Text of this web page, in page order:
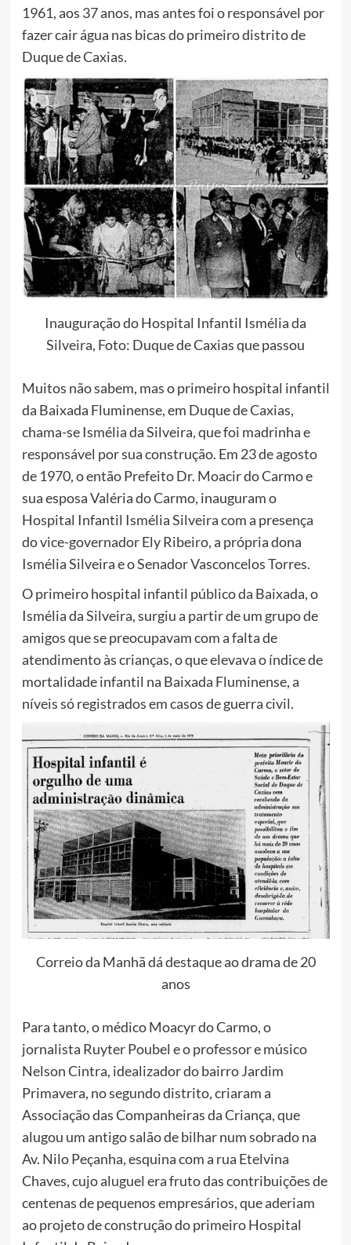
1961, aos 37 anos, mas antes foi o responsável por
fazer cair água nas bicas do primeiro distrito de
Duque de Caxias.
Inauguração do Hospital Infantil Ismélia da
Silveira, Foto: Duque de Caxias que passou
Muitos não sabem, mas o primeiro hospital infantil
da Baixada Fluminense, em Duque de Caxias,
chama-se Ismélia da Silveira, que foi madrinha e
responsável por sua construção. Em 23 de agosto
de 1970, o então Prefeito Dr. Moacir do Carmo e
sua esposa Valéria do Carmo, inauguram o
Hospital Infantil Ismélia Silveira com a presença
do vice-governador Ely Ribeiro, a própria dona
Ismélia Silveira e o Senador Vasconcelos Torres.
O primeiro hospital infantil público da Baixada, o
Ismélia da Silveira, surgiu a partir de um grupo de
amigos que se preocupavam com a falta de
atendimento às crianças, o que elevava o índice de
mortalidade infantil na Baixada Fluminense, a
níveis só registrados em casos de guerra civil.
Correio da Manhã dá destaque ao drama de 20
anos
Para tanto, o médico Moacyr do Carmo, o
jornalista Ruyter Poubel e o professor e músico
Nelson Cintra, idealizador do bairro Jardim
Primavera, no segundo distrito, criaram a
Associação das Companheiras da Criança, que
alugou um antigo salão de bilhar num sobrado na
Av. Nilo Peçanha, esquina com a rua Etelvina
Chaves, cujo aluguel era fruto das contribuições de
centenas de pequenos empresários, que aderiam
ao projeto de construção do primeiro Hospital